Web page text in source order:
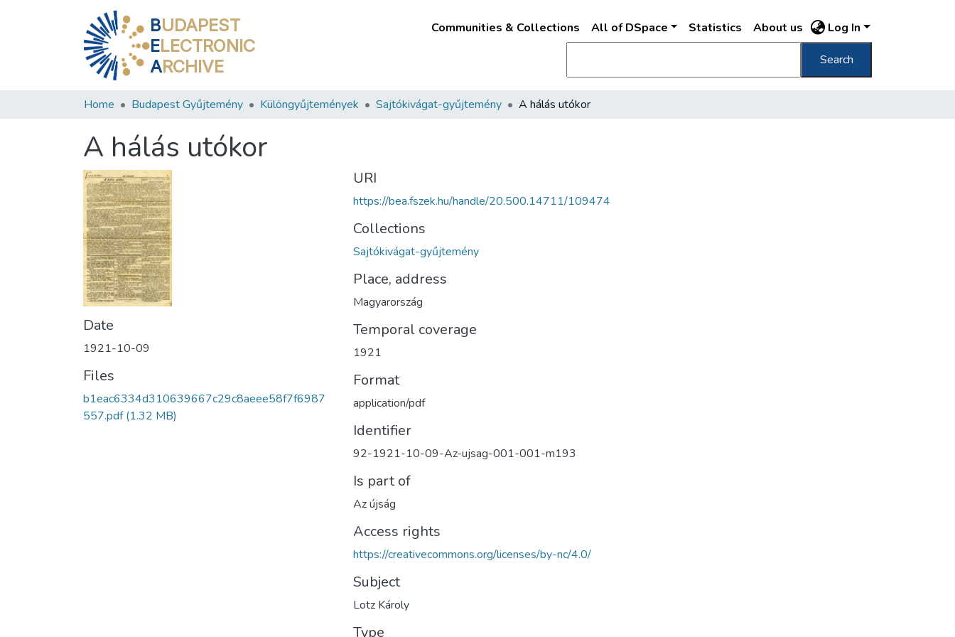
BUDAPEST
ELECTRONIC
ARCHIVE
Communities & Collections All of DSpace Statistics About us Log In
Search
Home Budapest Gyűjtemény Különgyűjtemények Sajtókivágat-gyűjtemény A hálás utókor
A hálás utókor
Date
1921-10-09
Files
b1eac6334d310639667c29c8aeee58f7f6987
557.pdf(1.32 MB)
URI
https://bea.fszek.hu/handle/20.500.14711/109474
Collections
Sajtókivágat-gyűjtemény
Place, address
Magyarország
Temporal coverage
1921
Format
application/pdf
Identifier
92-1921-10-09-Az-ujsag-001-001-m193
Is part of
Az újság
Access rights
https://creativecommons.org/licenses/by-nc/4.0/
Subject
Lotz Károly
Type